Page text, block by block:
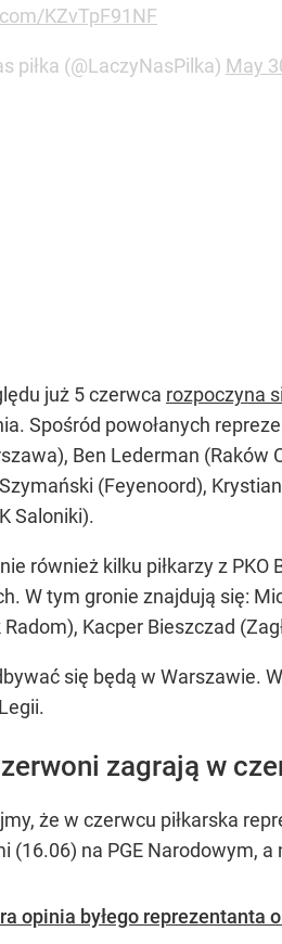
KZvTpF91NF
piłka (@LaczyNasPilka) May
już 5 czerwca rozpoczyna
Spośród powołanych
Ben Lederman (Raków
(Feyenoord),
Saloniki).
również kilku piłkarzy z
W tym gronie znajdują się:
Radom), Kacper Bieszczad
się będą w Warszawie.
zagrają w
że w czerwcu piłkarska
(16.06) na PGE Narodowym,
opinia byłego reprezentanta